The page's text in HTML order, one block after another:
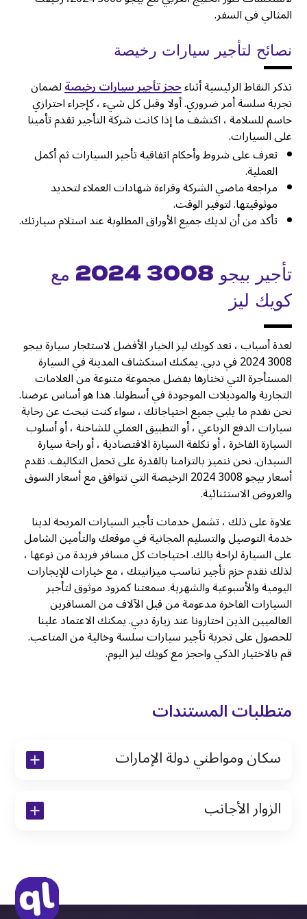
المثالي في السفر.
نصائح لتأجير سيارات رخيصة
تذكر النقاط الرئيسية أثناءحجز تأجير سيارات رخيصةلضمان
تجربة سلسة أمر ضروري. أولا وقبل كل شيء ، كإجراء احترازي
حاسم للسلامة ، اكتشف ما إذا كانت شركة التأجير تقدم تأمينا
على السيارات.
تعرف على شروط وأحكام اتفاقية تأجير السيارات ثم أكمل
العملية.
مراجعة ماضي الشركة وقراءة شهادات العملاء لتحديد
موثوقيتها. لتوفير الوقت.
تأكد من أن لديك جميع الأوراق المطلوبة عند استلام سيارتك.
تأجير بيجو 3008 2024 مع
كويك ليز
لعدة أسباب ، تعد كويك ليز الخيار الأفضل لاستئجار سيارة بيجو
3008 2024 في دبي. يمكنك استكشاف المدينة في السيارة
المستأجرة التي تختارها بفضل مجموعة متنوعة من العلامات
التجارية والموديلات الموجودة في أسطولنا. هذا هو أساس عرضنا.
نحن نقدم ما يلبي جميع احتياجاتك ، سواء كنت تبحث عن رحابة
سيارات الدفع الرباعي ، أو التطبيق العملي للشاحنة ، أو أسلوب
السيارة الفاخرة ، أو تكلفة السيارة الاقتصادية ، أو راحة سيارة
السيدان. نحن نتميز بالتزامنا بالقدرة على تحمل التكاليف. نقدم
أسعار بيجو 3008 2024 الرخيصة التي تتوافق مع أسعار السوق
والعروض الاستثنائية.
علاوة على ذلك ، تشمل خدمات تأجير السيارات المريحة لدينا
خدمة التوصيل والتسليم المجانية في موقعك والتأمين الشامل
على السيارة لراحة بالك. احتياجات كل مسافر فريدة من نوعها ،
لذلك نقدم حزم تأجير تناسب ميزانيتك ، مع خيارات للإيجارات
اليومية والأسبوعية والشهرية. سمعتنا كمزود موثوق لتأجير
السيارات الفاخرة مدعومة من قبل الآلاف من المسافرين
العالميين الذين اختارونا عند زيارة دبي. يمكنك الاعتماد علينا
للحصول على تجربة تأجير سيارات سلسة وخالية من المتاعب.
قم بالاختيار الذكي واحجز مع كويك ليز اليوم.
متطلبات المستندات
سكان ومواطني دولة الإمارات
نسخة من تأشيرة الاقامة
الزوار الأجانب